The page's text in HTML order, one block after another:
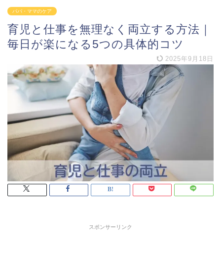
パパ・ママのケア
育児と仕事を無理なく両立する方法｜
毎日が楽になる5つの具体的コツ
2025年9月18日
スポンサーリンク